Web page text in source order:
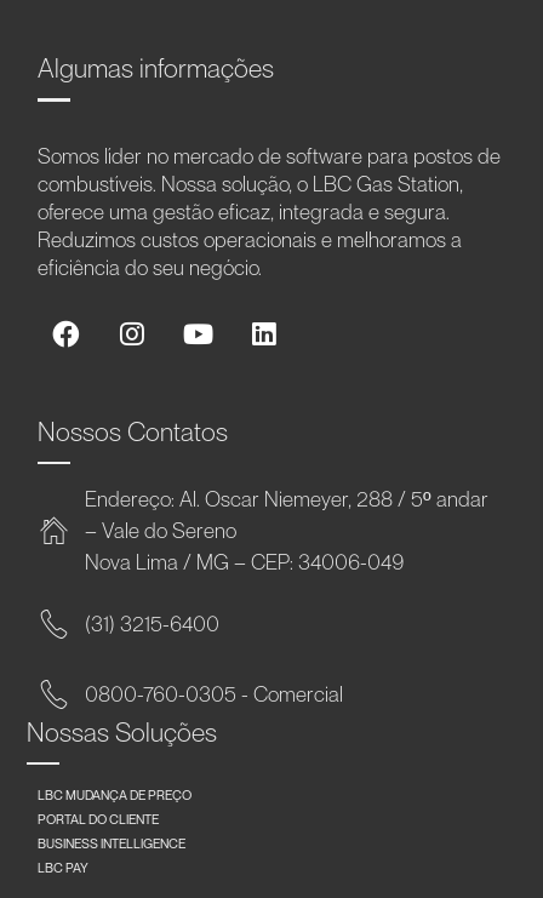
Algumas informações
Somos líder no mercado de software para postos de
combustíveis. Nossa solução, o LBC Gas Station,
oferece uma gestão eficaz, integrada e segura.
Reduzimos custos operacionais e melhoramos a
eficiência do seu negócio.
Nossos Contatos
Endereço: Al. Oscar Niemeyer, 288 / 5º andar
– Vale do Sereno
Nova Lima / MG – CEP: 34006-049
(31) 3215-6400
0800-760-0305 - Comercial
Nossas Soluções
LBC MUDANÇA DE PREÇO
PORTAL DO CLIENTE
BUSINESS INTELLIGENCE
LBC PAY